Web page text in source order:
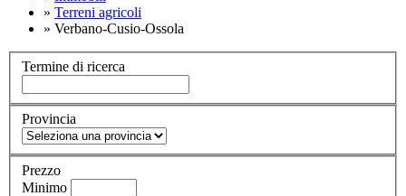
» Terreni agricoli
» Verbano-Cusio-Ossola
Termine di ricerca
Provincia
Prezzo
Minimo